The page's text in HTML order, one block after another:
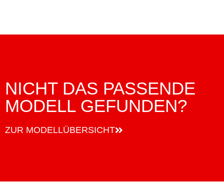
NICHT DAS PASSENDE
MODELL GEFUNDEN?
ZUR MODELLÜBERSICHT